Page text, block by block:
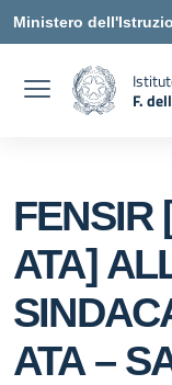
Vai ai contenuti
Vai al menu di
Vai al footer
Ministero
F.
FENSIR
ATA]
ATA –